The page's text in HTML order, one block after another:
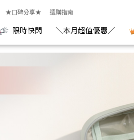
★口碑分享★ 選購指南
限時快閃 ＼本月超值優惠／